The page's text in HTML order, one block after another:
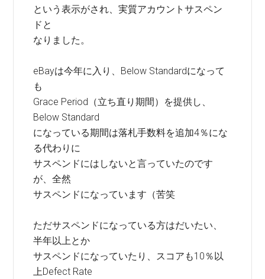
という表示がされ、実質アカウントサスペン
ドと
なりました。
eBayは今年に入り、Below Standardになって
も
Grace Period（立ち直り期間）を提供し、
Below Standard
になっている期間は落札手数料を追加4％にな
る代わりに
サスペンドにはしないと言っていたのです
が、全然
サスペンドになっています（苦笑
ただサスペンドになっている方はだいたい、
半年以上とか
サスペンドになっていたり、スコアも10％以
上Defect Rate